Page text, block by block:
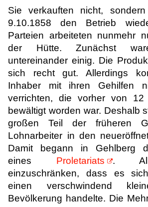
Sie verkauften nicht,
9.10.1858 den Betrieb
Parteien arbeiteten nunmehr
der Hütte. Zunächst
untereinander einig. Die
sich recht gut. Allerdings
Inhaber mit ihren Gehilfen
verrichten, die vorher von 12
bewältigt worden war. Deshalb
großen Teil der früheren
Lohnarbeiter in den
Damit begann in Gehlberg
eines Proletariats
.
einzuschränken, dass es
einen verschwindend
Bevölkerung handelte. Die